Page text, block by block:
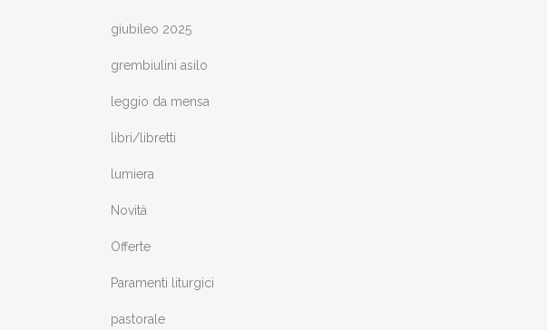
giubileo 2025
grembiulini asilo
leggio da mensa
libri/libretti
lumiera
Novità
Offerte
Paramenti liturgici
pastorale